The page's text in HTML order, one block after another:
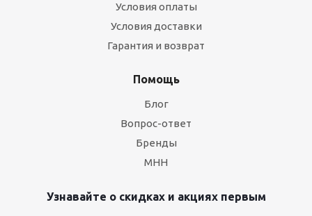
Условия оплаты
Условия доставки
Гарантия и возврат
Помощь
Блог
Вопрос-ответ
Бренды
МНН
Узнавайте о скидках и акциях первым